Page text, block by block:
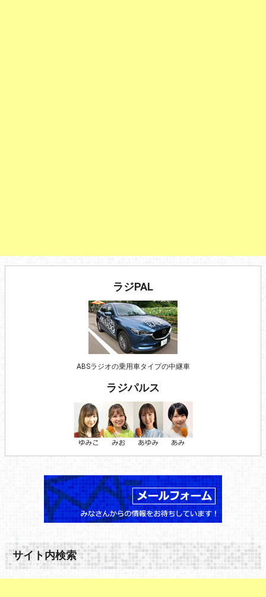
ラジPAL
ABSラジオの乗用車タイプの中継車
ラジパルス
サイト内検索